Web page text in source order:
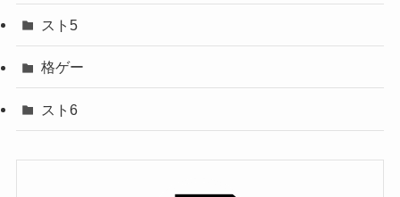
スト5
格ゲー
スト6